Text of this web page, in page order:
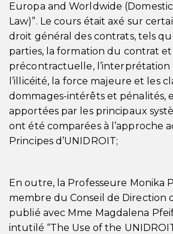
Europa and Worldwide
Law)”. Le cours était axé sur
droit général des contrats, tels
parties, la formation du contrat
précontractuelle, l’interprétation
l’illicéité, la force majeure et les
dommages-intérêts et pénalités,
apportées par les principaux
ont été comparées à l’approche
Principes d’UNIDROIT;
En outre, la Professeure Monika
membre du Conseil de Direction
publié avec Mme Magdalena
intutilé “The Use of the